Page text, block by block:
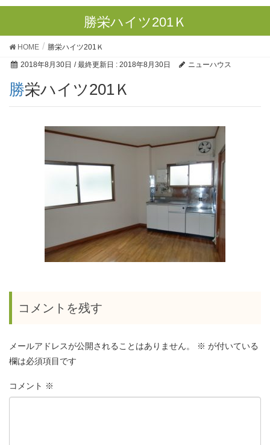
勝栄ハイツ201Ｋ
HOME 勝栄ハイツ201Ｋ
2018年8月30日 / 最終更新日 : 2018年8月30日 ニューハウス
勝栄ハイツ201Ｋ
コメントを残す
メールアドレスが公開されることはありません。 ※ が付いている
欄は必須項目です
コメント ※